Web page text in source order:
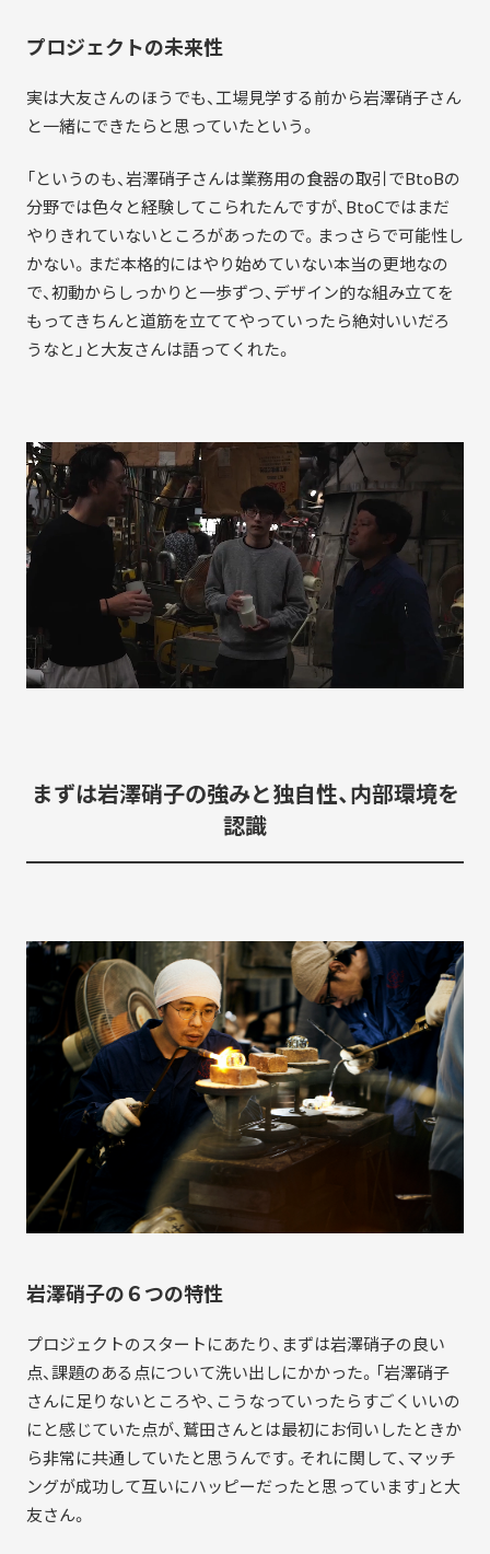
プロジェクトの未来性
実は大友さんのほうでも、工場見学する前から岩澤硝子さん
と一緒にできたらと思っていたという。
「というのも、岩澤硝子さんは業務用の食器の取引でBtoBの
分野では色々と経験してこられたんですが、BtoCではまだ
やりきれていないところがあったので。まっさらで可能性し
かない。まだ本格的にはやり始めていない本当の更地なの
で、初動からしっかりと一歩ずつ、デザイン的な組み立てを
もってきちんと道筋を立ててやっていったら絶対いいだろ
うなと」と大友さんは語ってくれた。
まずは岩澤硝子の強みと独自性、内部環境を
認識
岩澤硝子の６つの特性
プロジェクトのスタートにあたり、まずは岩澤硝子の良い
点、課題のある点について洗い出しにかかった。「岩澤硝子
さんに足りないところや、こうなっていったらすごくいいの
にと感じていた点が、鷲田さんとは最初にお伺いしたときか
ら非常に共通していたと思うんです。それに関して、マッチ
ングが成功して互いにハッピーだったと思っています」と大
友さん。